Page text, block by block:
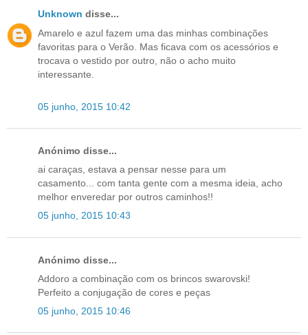
Unknown disse...
Amarelo e azul fazem uma das minhas combinações
favoritas para o Verão. Mas ficava com os acessórios e
trocava o vestido por outro, não o acho muito
interessante.
05 junho, 2015 10:42
Anónimo disse...
ai caraças, estava a pensar nesse para um
casamento... com tanta gente com a mesma ideia, acho
melhor enveredar por outros caminhos!!
05 junho, 2015 10:43
Anónimo disse...
Addoro a combinação com os brincos swarovski!
Perfeito a conjugação de cores e peças
05 junho, 2015 10:46